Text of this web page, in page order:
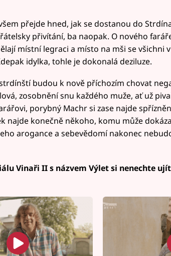
přejde hned, jak se dostanou do
přivítání, ba naopak. O nového
místní legraci a místo na mši se všichni
idylka, tohle je dokonalá deziluze.
budou k nově příchozím chovat
zosobnění snu každého muže, ať už
porybný Machr si zase najde
najde konečně někoho, komu může
arogance a sebevědomí nakonec
Vinaři II s názvem Výlet si nenechte